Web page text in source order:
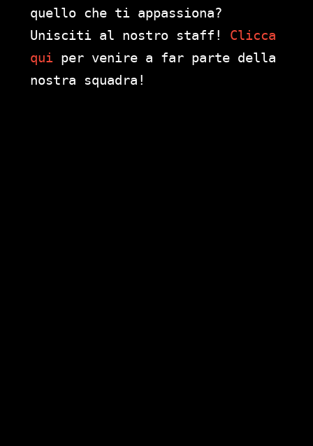
quello che ti appassiona?
Unisciti al nostro staff! Clicca
qui per venire a far parte della
nostra squadra!